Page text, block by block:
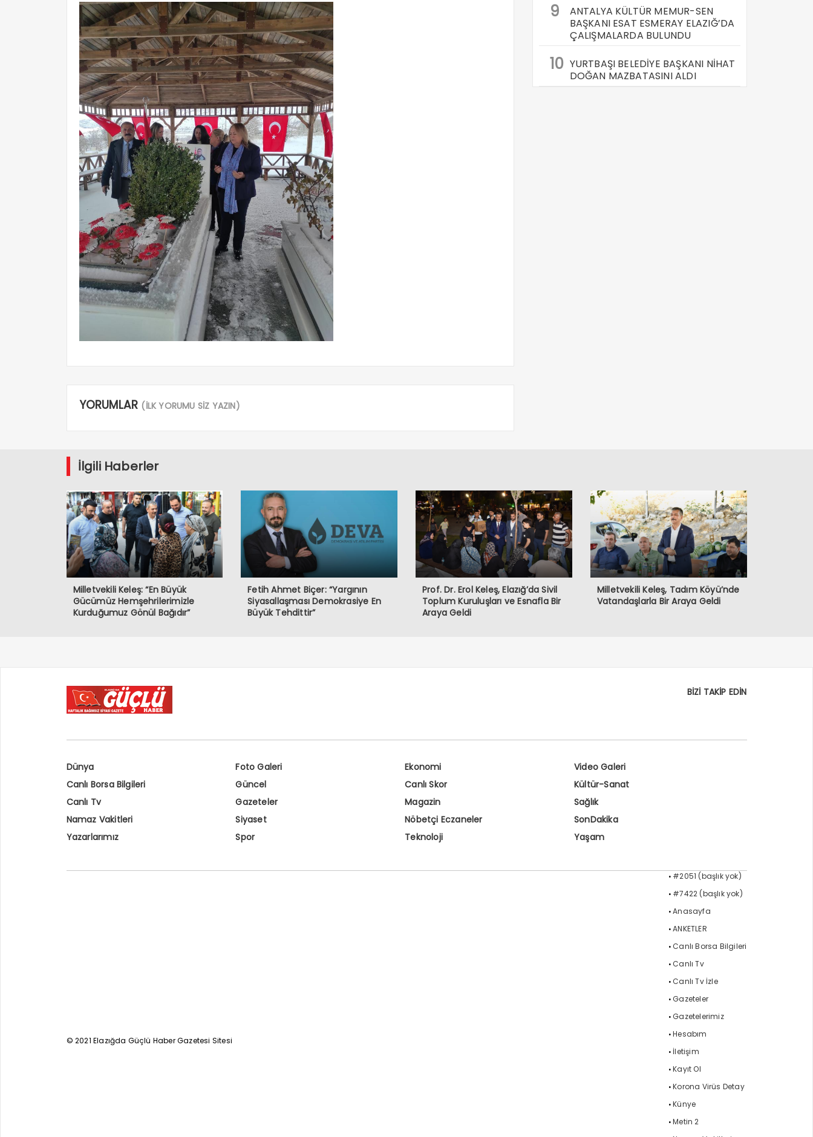
YORUMLAR (İLK YORUMU SİZ YAZIN)
9
ANTALYA KÜLTÜR MEMUR-SEN
BAŞKANI ESAT ESMERAY ELAZIĞ’DA
ÇALIŞMALARDA BULUNDU
10 YURTBAŞI BELEDİYE BAŞKANI NİHAT
DOĞAN MAZBATASINI ALDI
İlgili Haberler
Milletvekili Keleş: “En Büyük
Gücümüz Hemşehrilerimizle
Kurduğumuz Gönül Bağıdır”
Fetih Ahmet Biçer: “Yargının
Siyasallaşması Demokrasiye En
Büyük Tehdittir”
Prof. Dr. Erol Keleş, Elazığ’da Sivil
Toplum Kuruluşları ve Esnafla Bir
Araya Geldi
Milletvekili Keleş, Tadım Köyü’nde
Vatandaşlarla Bir Araya Geldi
BİZİ TAKİP EDİN
Dünya Foto Galeri Ekonomi
Video Galeri
Canlı Borsa Bilgileri
Güncel Canlı Skor
Kültür-Sanat
Canlı Tv
Gazeteler Magazin
Sağlık
Namaz Vakitleri
Siyaset Nöbetçi Eczaneler
SonDakika
Yazarlarımız
Spor Teknoloji Yaşam
© 2021 Elazığda Güçlü Haber Gazetesi Sitesi
#2051 (başlık yok)
#7422 (başlık yok)
Anasayfa
ANKETLER
Canlı Borsa Bilgileri
Canlı Tv
Canlı Tv İzle
Gazeteler
Gazetelerimiz
Hesabım
İletişim
Kayıt Ol
Korona Virüs Detay
Künye
Metin 2